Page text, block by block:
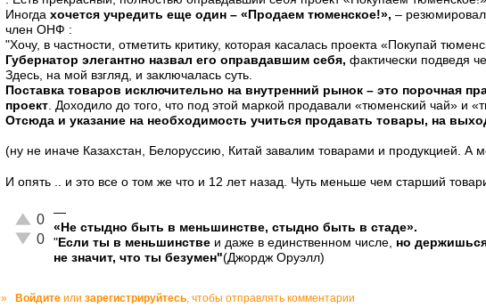
Иногда хочется учредить еще один – «Продаем тюменское!», –
член ОНФ :
"Хочу, в частности, отметить критику, которая касалась проекта «Покупай
Губернатор элегантно назвал его оправдавшим себя, фактически подведя
Здесь, на мой взгляд, и заключалась суть.
Поставка товаров исключительно на внутренний рынок – это порочная
проект. Доходило до того, что под этой маркой продавали «тюменский чай» и
Отсюда и указание на необходимость учиться продавать товары, на
(ну не иначе Казахстан, Белоруссию, Китай завалим товарами и продукцией. А
И опять .. и это все о том же что и 12 лет назад. Чуть меньше чем старший
Отлично!
0
Неадекватно!
0
—
«Не стыдно быть в меньшинстве, стыдно быть в стаде».
" Если ты в меньшинстве и даже в единственном числе, но
не значит, что ты безумен"(Джордж Оруэлл)
» Войдите или зарегистрируйтесь, чтобы отправлять комментарии